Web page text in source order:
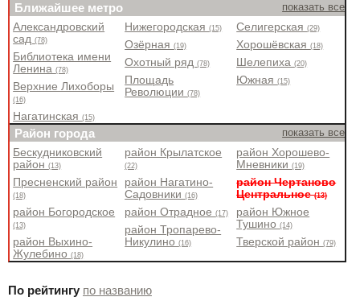
Ближайшее метро показать все
Александровский
сад(78)
Библиотека имени
Ленина(78)
Верхние Лихоборы
(16)
Нагатинская(15)
Нижегородская(15)
Озёрная(19)
Охотный ряд(78)
Площадь
Революции(78)
Селигерская(29)
Хорошёвская(18)
Шелепиха(20)
Южная(15)
Район города показать все
Бескудниковский
район(13)
Пресненский район
(18)
район Богородское
(13)
район Выхино-
Жулебино(18)
район Крылатское
(22)
район Нагатино-
Садовники(16)
район Отрадное(17)
район Тропарево-
Никулино(16)
район Хорошево-
Мневники(19)
район Чертаново
Центральное(13)
район Южное
Тушино(14)
Тверской район(79)
По рейтингу по названию